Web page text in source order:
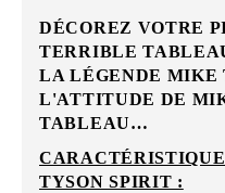
DÉCOREZ VOTRE
TERRIBLE
LA LÉGENDE MIKE
L'ATTITUDE DE
TABLEAU…
TYSON SPIRIT :